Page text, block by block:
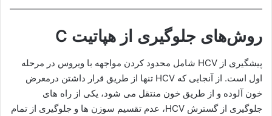
روش‌های جلوگیری از هپاتیت C
پیشگیری از HCV شامل محدود کردن مواجهه با ویروس در مرحله
اول است. از آنجایی که HCV تنها از طریق قرار داشتن درمعرض
خون آلوده و از طریق خون منتقل می شود، یکی از راه های
جلوگیری از گسترش HCV، عدم تقسیم سوزن ها و جلوگیری از تمام